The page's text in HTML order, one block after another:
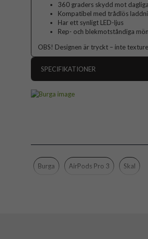
360 graders skydd mot
Kompatibel med trådlös
Har ett synligt LED-ljus
Rep- och blekmotståndiga
OBS! Designen är tryckt – inte
SPECIFIKATIONER
Varumärke
Burga AirPods Pro 3 Skal